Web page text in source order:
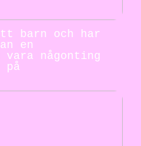
barn och har
en
någonting